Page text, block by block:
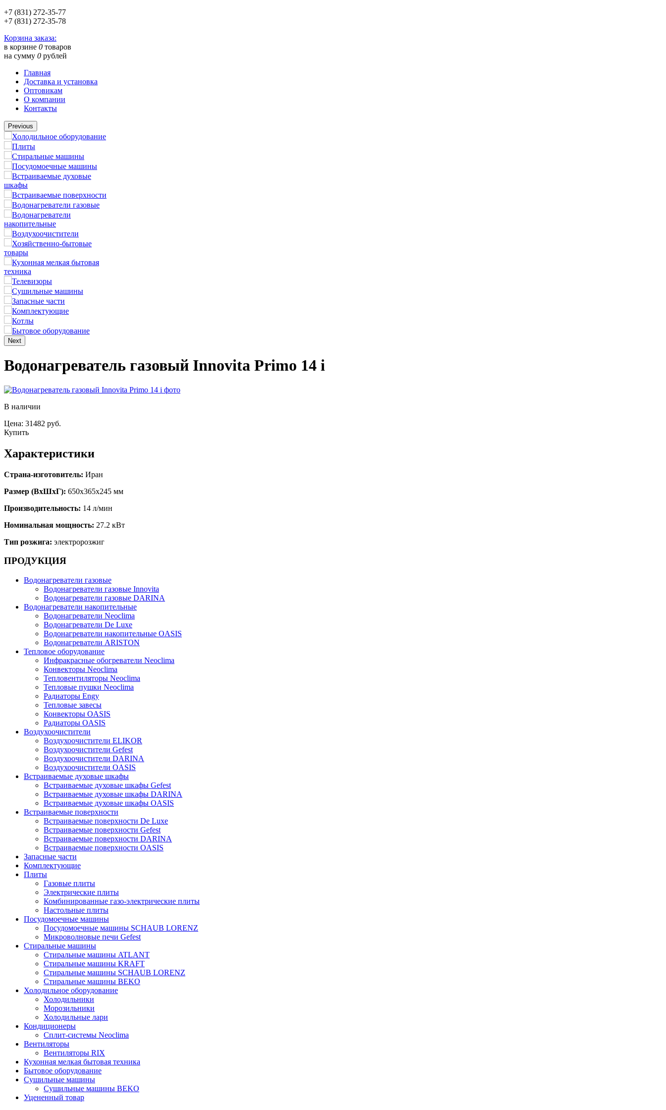
+7 (831) 272-35-77
+7 (831) 272-35-78
Корзина заказа:
в корзине 0 товаров
на сумму 0 рублей
Главная
Доставка и установка
Оптовикам
О компании
Контакты
Previous
Холодильное оборудование
Плиты
Стиральные машины
Посудомоечные машины
Встраиваемые духовые
шкафы
Встраиваемые поверхности
Водонагреватели газовые
Водонагреватели
накопительные
Воздухоочистители
Хозяйственно-бытовые
товары
Кухонная мелкая бытовая
техника
Телевизоры
Сушильные машины
Запасные части
Комплектующие
Котлы
Бытовое оборудование
Next
Водонагреватель газовый Innovita Primo 14 i
В наличии
Цена: 31482 руб.
Купить
Характеристики
Страна-изготовитель: Иран
Размер (ВхШхГ): 650х365х245 мм
Производительность: 14 л/мин
Номинальная мощность: 27.2 кВт
Тип розжига: электророзжиг
ПРОДУКЦИЯ
Водонагреватели газовые
Водонагреватели газовые Innovita
Водонагреватели газовые DARINA
Водонагреватели накопительные
Водонагреватели Neoclima
Водонагреватели De Luxe
Водонагреватели накопительные OASIS
Водонагреватели ARISTON
Тепловое оборудование
Инфракрасные обогреватели Neoclima
Конвекторы Neoclima
Тепловентиляторы Neoclima
Тепловые пушки Neoclima
Радиаторы Engy
Тепловые завесы
Конвекторы OASIS
Радиаторы OASIS
Воздухоочистители
Воздухоочистители ELIKOR
Воздухоочистители Gefest
Воздухоочистители DARINA
Воздухоочистители OASIS
Встраиваемые духовые шкафы
Встраиваемые духовые шкафы Gefest
Встраиваемые духовые шкафы DARINA
Встраиваемые духовые шкафы OASIS
Встраиваемые поверхности
Встраиваемые поверхности De Luxe
Встраиваемые поверхности Gefest
Встраиваемые поверхности DARINA
Встраиваемые поверхности OASIS
Запасные части
Комплектующие
Плиты
Газовые плиты
Электрические плиты
Комбинированные газо-электрические плиты
Настольные плиты
Посудомоечные машины
Посудомоечные машины SCHAUB LORENZ
Микроволновые печи Gefest
Стиральные машины
Стиральные машины ATLANT
Стиральные машины KRAFT
Стиральные машины SCHAUB LORENZ
Стиральные машины BEKO
Холодильное оборудование
Холодильники
Морозильники
Холодильные лари
Кондиционеры
Сплит-системы Neoclima
Вентиляторы
Вентиляторы RIX
Кухонная мелкая бытовая техника
Бытовое оборудование
Сушильные машины
Сушильные машины BEKO
Уцененный товар